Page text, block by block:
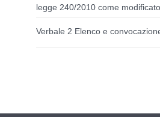
legge 240/2010 come
Verbale 2 Elenco e